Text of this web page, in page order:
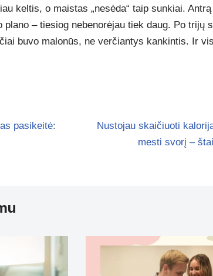
keltis, o maistas „nesėda“ taip sunkiai.
– tiesiog nebenorėjau tiek daug. Po trijų
buvo malonūs, ne verčiantys kankintis. Ir
pasikeitė:
Nustojau skaičiuoti
mesti svorį –